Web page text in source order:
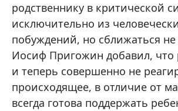
родственнику в критической
исключительно из
побуждений, но сближаться не
Иосиф Пригожин добавил, что
и теперь совершенно не
происходящее, в отличие от
всегда готова поддержать